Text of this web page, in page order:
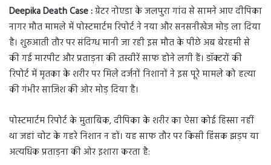
Deepika Death Case :ग्रेटर नोएडा के जलपुरा गांव से सामने आए दीपिका
नागर मौत मामले में पोस्टमार्टम रिपोर्ट ने नया और सनसनीखेज मोड़ ला दिया
है। शुरुआती तौर पर संदिग्ध मानी जा रही इस मौत के पीछे अब बेरहमी से
की गई मारपीट और प्रताड़ना की तस्वीरें साफ होने लगी हैं। डॉक्टरों की
रिपोर्ट में मृतका के शरीर पर मिले दर्जनों निशानों ने इस पूरे मामले को हत्या
की गंभीर साजिश की ओर मोड़ दिया है।
पोस्टमार्टम रिपोर्ट के मुताबिक, दीपिका के शरीर का ऐसा कोई हिस्सा नहीं
था जहां चोट के गहरे निशान न हों। यह साफ तौर पर किसी हिंसक झड़प या
अत्यधिक प्रताड़ना की ओर इशारा करता है: